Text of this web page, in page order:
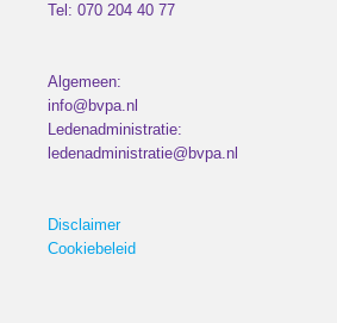
Tel: 070 204 40 77
Algemeen:
info@bvpa.nl
Ledenadministratie:
ledenadministratie@bvpa.nl
Disclaimer
Cookiebeleid